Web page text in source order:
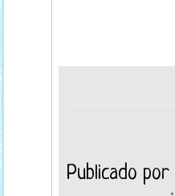
Publicado por